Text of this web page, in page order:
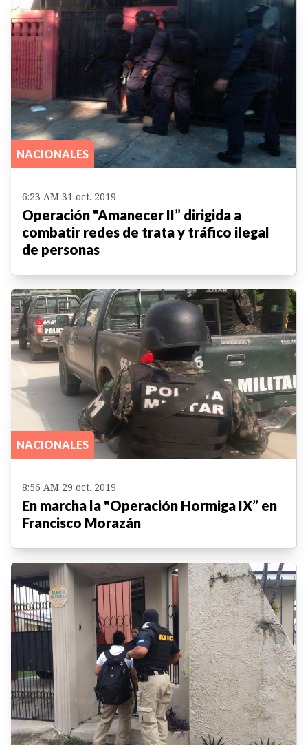
NACIONALES
6:23 AM 31 oct. 2019
Operación "Amanecer II” dirigida a
combatir redes de trata y tráfico ilegal
de personas
NACIONALES
8:56 AM 29 oct. 2019
En marcha la "Operación Hormiga IX” en
Francisco Morazán